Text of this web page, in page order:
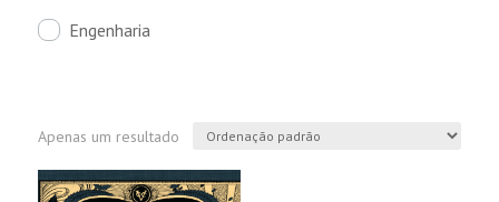
Engenharia
Apenas um resultado